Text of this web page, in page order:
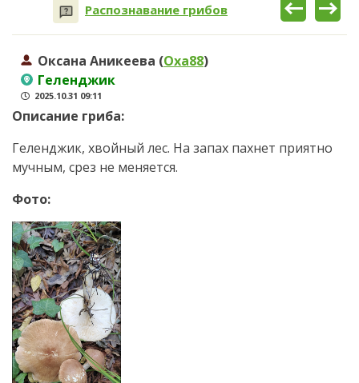
Распознавание грибов
Оксана Аникеева (Oxa88)
Геленджик
2025.10.31 09:11
Описание гриба:
Геленджик, хвойный лес. На запах пахнет приятно
мучным, срез не меняется.
Фото: